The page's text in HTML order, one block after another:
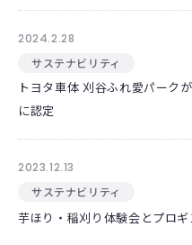
2024.2.28
サステナビリティ
トヨタ車体 刈谷ふれ愛パーク
に認定
2023.12.13
サステナビリティ
芋ほり・稲刈り体験会とプロ